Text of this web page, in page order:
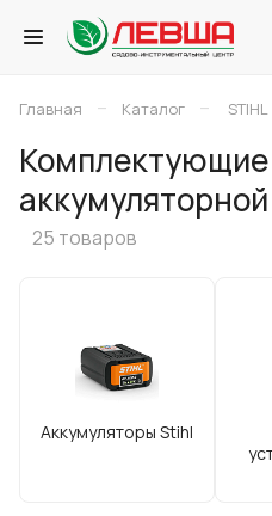
Главная – Каталог – STIHL
Комплектующие
25 товаров
Аккумуляторы Stihl